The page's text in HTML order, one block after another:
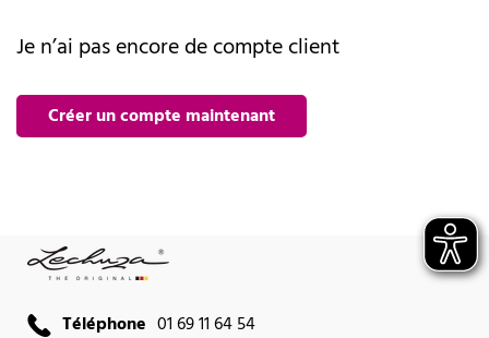
Je n’ai pas encore de compte client
Créer un compte maintenant
Téléphone 01 69 11 64 54